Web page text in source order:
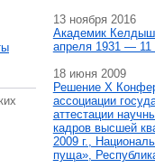
13 ноября 2016
Академик
апреля 1931 — 11
18 июня 2009
Решение X
ассоциации
аттестации
кадров высшей
2009 г.,
пуща»,